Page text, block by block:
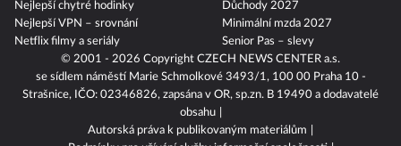
© 2001 - 2026 Copyright
CZECH NEWS CENTER a.s.
SpaceX na burze
Nejlepší telefony
Nejlepší chytré hodinky
Nejlepší VPN – srovnání
Důchody 2027
Minimální mzda 2027